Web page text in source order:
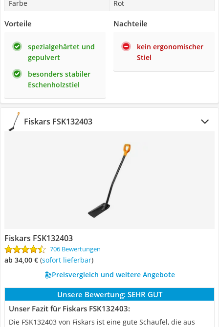
Farbe Rot
Vorteile
spezialgehärtet und
gepulvert
besonders stabiler
Eschenholzstiel
Nachteile
kein ergonomischer
Stiel
Fiskars FSK132403
Fiskars FSK132403
706 Bewertungen
ab 34,00 € ( Sofort lieferbar)
Preisvergleich und weitere Angebote
Unsere Bewertung: SEHR GUT
Unser Fazit für Fiskars FSK132403:
Die FSK132403 von Fiskars ist eine gute Schaufel, die aus